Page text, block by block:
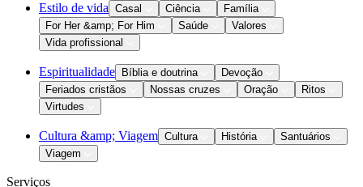
Estilo de vida Casal Ciência
Família
For Her &amp; For Him
Saúde
Valores
Vida profissional
Espiritualidade Bíblia e doutrina
Devoção
Feriados cristãos
Nossas cruzes Oração
Ritos
Virtudes
Cultura &amp; Viagem Cultura História
Santuários
Viagem
Serviços